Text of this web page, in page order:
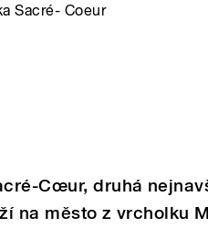
Sacré- Coeur
Cœur, druhá
na město z vrcholku